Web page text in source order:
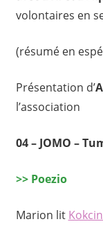
volontaires en
(résumé en
Présentation d’
l’association
04 – JOMO –
>> Poezio
Marion lit